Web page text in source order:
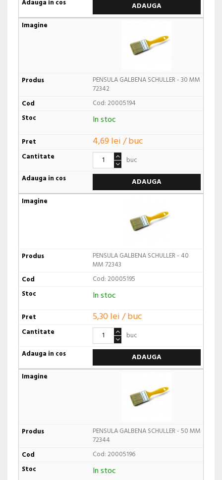
ADAUGA
PENSULA GALBENA SCHULLER - 30 MM
72342
Cod: 20005194
In stoc
4,69 lei / buc
buc
ADAUGA
PENSULA GALBENA SCHULLER - 40
MM 72343
Cod: 20005195
In stoc
5,30 lei / buc
buc
ADAUGA
PENSULA GALBENA SCHULLER - 50 MM
72344
Cod: 20005196
In stoc